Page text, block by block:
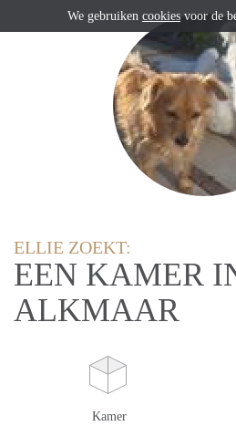
ELLIE ZOEKT:
EEN KAMER
ALKMAAR
Kamer
We gebruiken cookies voor de